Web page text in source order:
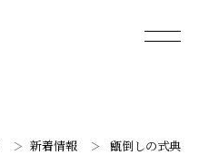
新着情報 甑倒しの式典